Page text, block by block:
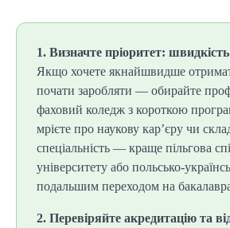
1. Визначте пріоритет:
Якщо хочете якнайшвидше
почати заробляти — обирайте
фаховий коледж з короткою
мрієте про наукову кар’єру чи
спеціальність — краще пільгова
університету або польсько-
подальшим переходом на
2. Перевіряйте акредитацію та